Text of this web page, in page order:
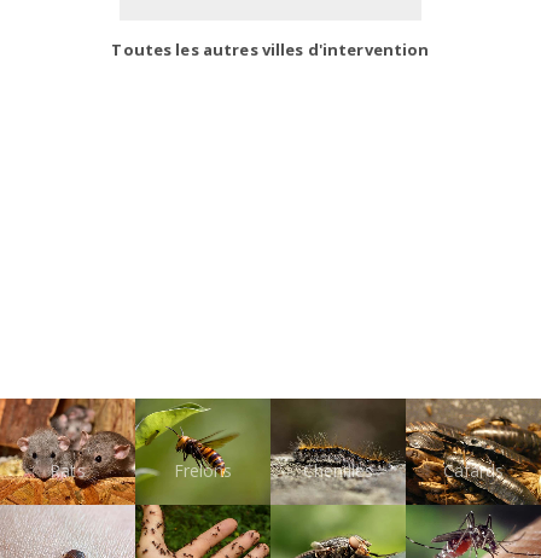
Toutes les autres villes d'intervention
Rats Frelons Chenilles Cafards